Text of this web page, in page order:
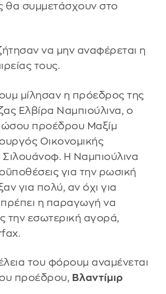
θα συμμετάσχουν στο
να μην αναφέρεται η
τους.
μίλησαν η πρόεδρος της
Ελβίρα Ναμπιούλινα, ο
προέδρου Μαξίμ
Οικονομικής
Η Ναμπιούλινα
για την ρωσική
για πολύ, αν όχι για
η παραγωγή να
την εσωτερική αγορά,
του φόρουμ αναμένεται
προέδρου, Βλαντίμιρ